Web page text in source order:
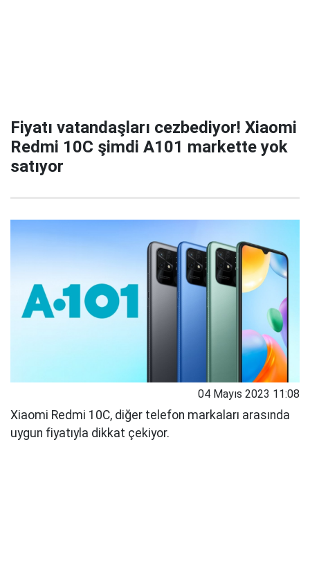
Fiyatı vatandaşları cezbediyor! Xiaomi
Redmi 10C şimdi A101 markette yok
satıyor
04 Mayıs 2023 11:08
Xiaomi Redmi 10C, diğer telefon markaları arasında
uygun fiyatıyla dikkat çekiyor.